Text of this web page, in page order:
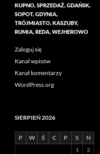
KUPNO, SPRZEDAŻ, GDAŃSK,
SOPOT, GDYNIA,
TRÓJMIASTO, KASZUBY,
RUMIA, REDA, WEJHEROWO
Zaloguj się
Kanał wpisów
Kanał komentarzy
WordPress.org
SIERPIEŃ 2026
P W Ś C P S
N
1
2